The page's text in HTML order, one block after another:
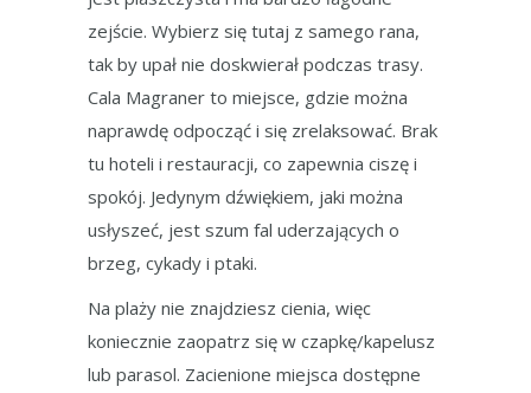
zejście. Wybierz się tutaj z samego rana,
tak by upał nie doskwierał podczas trasy.
Cala Magraner to miejsce, gdzie można
naprawdę odpocząć i się zrelaksować. Brak
tu hoteli i restauracji, co zapewnia ciszę i
spokój. Jedynym dźwiękiem, jaki można
usłyszeć, jest szum fal uderzających o
brzeg, cykady i ptaki.
Na plaży nie znajdziesz cienia, więc
koniecznie zaopatrz się w czapkę/kapelusz
lub parasol. Zacienione miejsca dostępne